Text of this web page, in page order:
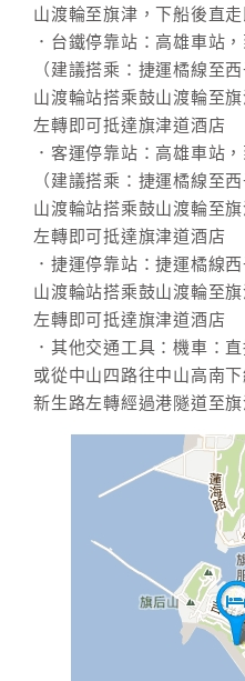
山渡輪至旗津，下船後直
．台鐵停靠站：高雄車站
（建議搭乘：捷運橘線至
山渡輪站搭乘鼓山渡輪至
左轉即可抵達旗津道酒店
．客運停靠站：高雄車站
（建議搭乘：捷運橘線至
山渡輪站搭乘鼓山渡輪至
左轉即可抵達旗津道酒店
．捷運停靠站：捷運橘線
山渡輪站搭乘鼓山渡輪至
左轉即可抵達旗津道酒店
．其他交通工具：機車：
或從中山四路往中山高南
新生路左轉經過港隧道至旗